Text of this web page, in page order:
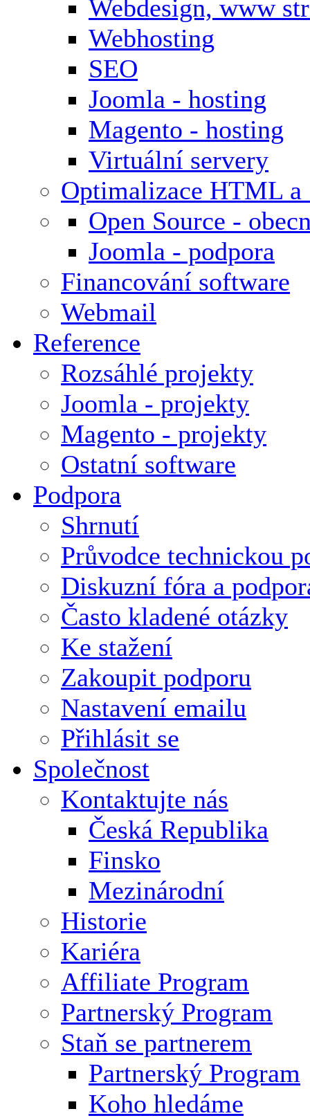
Webdesign, www
Webhosting
SEO
Joomla - hosting
Magento - hosting
Virtuální servery
Optimalizace HTML a
Open Source -
Joomla - podpora
Financování software
Webmail
Reference
Rozsáhlé projekty
Joomla - projekty
Magento - projekty
Ostatní software
Podpora
Shrnutí
Průvodce technickou
Diskuzní fóra a
Často kladené otázky
Ke stažení
Zakoupit podporu
Nastavení emailu
Přihlásit se
Společnost
Kontaktujte nás
Česká Republika
Finsko
Mezinárodní
Historie
Kariéra
Affiliate Program
Partnerský Program
Staň se partnerem
Partnerský Program
Koho hledáme